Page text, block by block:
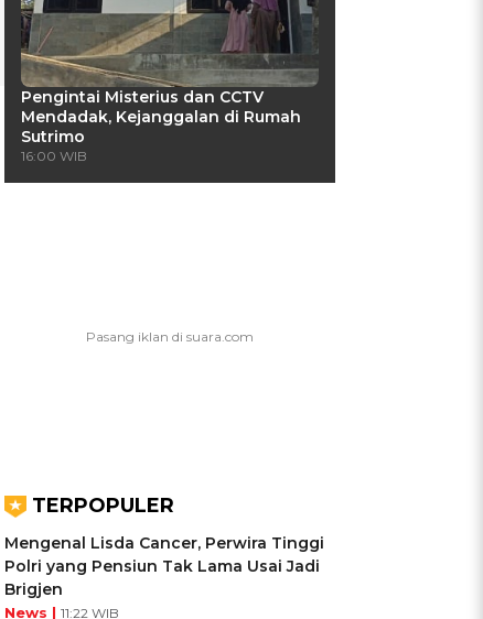
Pengintai Misterius dan CCTV
Mendadak, Kejanggalan di Rumah
Sutrimo
16:00 WIB
TERPOPULER
Mengenal Lisda Cancer, Perwira Tinggi
Polri yang Pensiun Tak Lama Usai Jadi
Brigjen
News | 11:22 WIB